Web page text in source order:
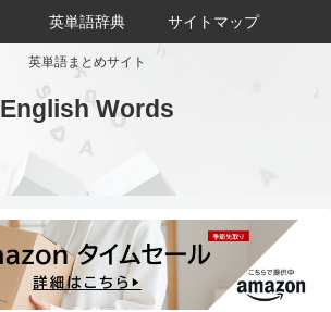
英単語まとめサイト
English Words
英単語辞典 サイトマップ